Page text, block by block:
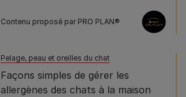
Contenu proposé par PRO PLAN®
Pelage, peau et oreilles du chat
Façons simples de gérer les
allergènes des chats à la maison